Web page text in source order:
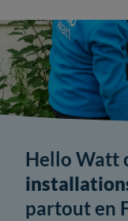
Hello Watt
partout en